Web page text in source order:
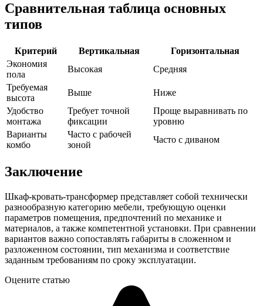
Сравнительная таблица основных
типов
Критерий Вертикальная
Горизонтальная
Экономия
пола
Высокая
Средняя
Требуемая
высота
Выше
Ниже
Удобство
монтажа
Требует точной
фиксации
Проще выравнивать по
уровню
Варианты
комбо
Часто с рабочей
зоной
Часто с диваном
Заключение
Шкаф-кровать-трансформер представляет собой технически
разнообразную категорию мебели, требующую оценки
параметров помещения, предпочтений по механике и
материалов, а также компетентной установки. При сравнении
вариантов важно сопоставлять габариты в сложенном и
разложенном состоянии, тип механизма и соответствие
заданным требованиям по сроку эксплуатации.
Оцените статью